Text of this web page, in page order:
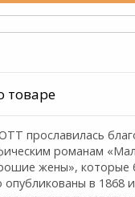
товаре
прославилась
романам
жены», которые
в 1868 и